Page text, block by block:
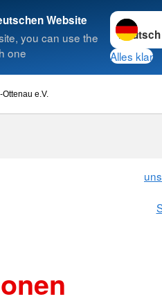
Website
you can use the
one
Sprache
Alles klar
e.V.
Suche